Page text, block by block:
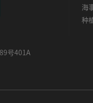
号401A
海
种